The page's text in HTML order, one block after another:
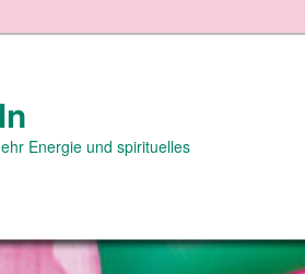
Energie und spirituelles